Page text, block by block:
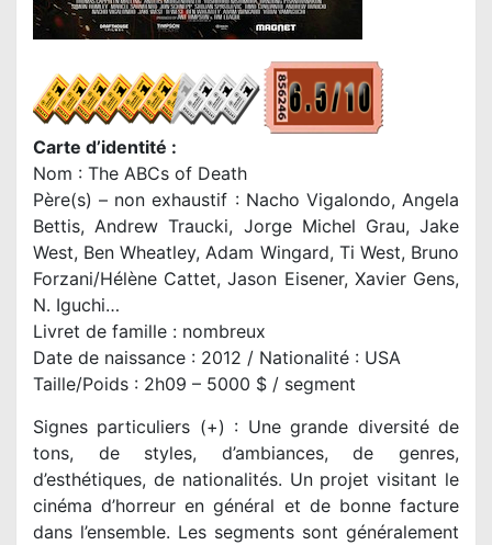
Carte d’identité :
Nom : The ABCs of Death
Père(s) – non exhaustif : Nacho Vigalondo, Angela
Bettis, Andrew Traucki, Jorge Michel Grau, Jake
West, Ben Wheatley, Adam Wingard, Ti West, Bruno
Forzani/Hélène Cattet, Jason Eisener, Xavier Gens,
N. Iguchi…
Livret de famille : nombreux
Date de naissance : 2012 / Nationalité : USA
Taille/Poids : 2h09 – 5000 $ / segment
Signes particuliers (+) : Une grande diversité de
tons, de styles, d’ambiances, de genres,
d’esthétiques, de nationalités. Un projet visitant le
cinéma d’horreur en général et de bonne facture
dans l’ensemble. Les segments sont généralement